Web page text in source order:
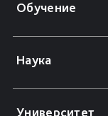
Обучение
Наука
Университет